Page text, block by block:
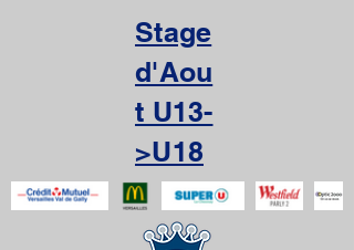
Stage
d'Aou
t U13-
>U18